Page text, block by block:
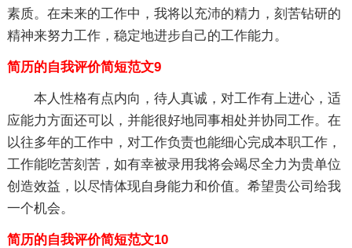
素质。在未来的工作中，我将以充沛的精力，刻苦钻研的
精神来努力工作，稳定地进步自己的工作能力。
简历的自我评价简短范文9
本人性格有点内向，待人真诚，对工作有上进心，适
应能力方面还可以，并能很好地同事相处并协同工作。在
以往多年的工作中，对工作负责也能细心完成本职工作，
工作能吃苦刻苦，如有幸被录用我将会竭尽全力为贵单位
创造效益，以尽情体现自身能力和价值。希望贵公司给我
一个机会。
简历的自我评价简短范文10